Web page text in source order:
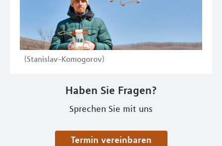
(Stanislav-Komogorov)
Haben Sie Fragen?
Sprechen Sie mit uns
Termin vereinbaren